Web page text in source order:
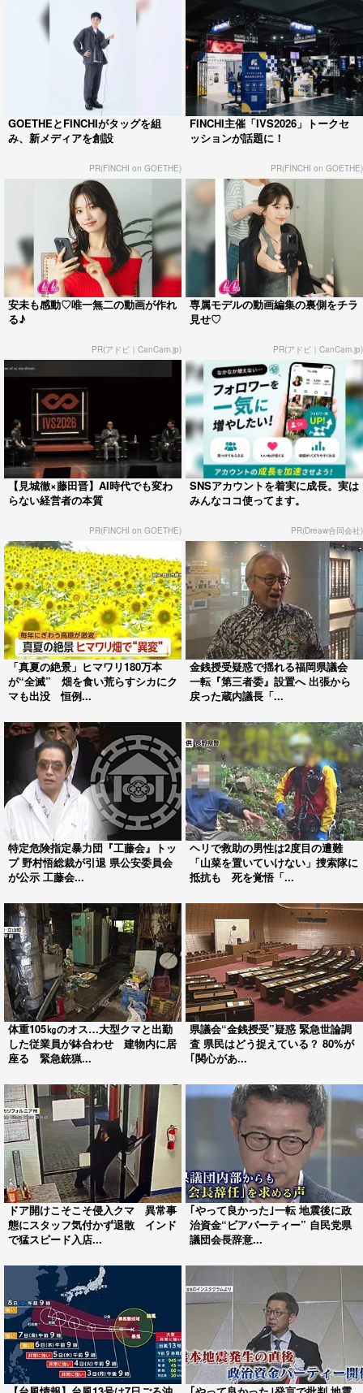
GOETHEとFINCHIがタッグを組
み、新メディアを創設
PR(FINCHI on GOETHE)
FINCHI主催「IVS2026」トークセ
ッションが話題に！
PR(FINCHI on GOETHE)
安未も感動♡唯一無二の動画が作れ
る♪
PR(アドビ｜CanCam.jp)
専属モデルの動画編集の裏側をチラ
見せ♡
PR(アドビ｜CanCam.jp)
【見城徹×藤田晋】AI時代でも変わ
らない経営者の本質
PR(FINCHI on GOETHE)
SNSアカウントを着実に成長。実は
みんなココ使ってます。
PR(Dreaw合同会社)
「真夏の絶景」ヒマワリ180万本
が“全滅” 畑を食い荒らすシカにク
マも出没 恒例...
金銭授受疑惑で揺れる福岡県議会
一転『第三者委』設置へ 出張から
戻った蔵内議長「...
特定危険指定暴力団『工藤会』トッ
プ 野村悟総裁が引退 県公安委員会
が公示 工藤会...
ヘリで救助の男性は2度目の遭難
「山菜を置いていけない」捜索隊に
抵抗も 死を覚悟「...
体重105㎏のオス…大型クマと出勤
した従業員が鉢合わせ 建物内に居
座る 緊急銃猟...
県議会“金銭授受”疑惑 緊急世論調
査 県民はどう捉えている？ 80%が
｢関心があ...
ドア開けこそこそ侵入クマ 異常事
態にスタッフ気付かず退散 インド
で猛スピード入店...
｢やって良かった｣一転 地震後に政
治資金“ビアパーティー” 自民党県
議団会長辞意...